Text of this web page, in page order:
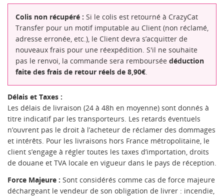
Colis non récupéré : Si le colis est retourné à CrazyCat
Transfer pour un motif imputable au Client (non réclamé,
adresse erronée, etc.), le Client devra s’acquitter de
nouveaux frais pour une réexpédition. S'il ne souhaite
pas le renvoi, la commande sera remboursée déduction
faite des frais de retour réels de 8,90€.
Délais et Taxes :
Les délais de livraison (24 à 48h en moyenne) sont donnés à
titre indicatif par les transporteurs. Les retards éventuels
n’ouvrent pas le droit à l’acheteur de réclamer des dommages
et intérêts. Pour les livraisons hors France métropolitaine, le
client s’engage à régler toutes les taxes d’importation, droits
de douane et TVA locale en vigueur dans le pays de réception.
Force Majeure : Sont considérés comme cas de force majeure
déchargeant le vendeur de son obligation de livrer : incendie,
MES LISTES
add_circle_outline Créer une nouvelle liste
((confirmMessage))
((cancelText)) ((modalDeleteText))
NOM DE LA LISTE D'ENVIES
Annuler Créer une liste d'envies
Vous devez être connecté pour ajouter des produits à
votre liste d'envies.
Annuler Connexion